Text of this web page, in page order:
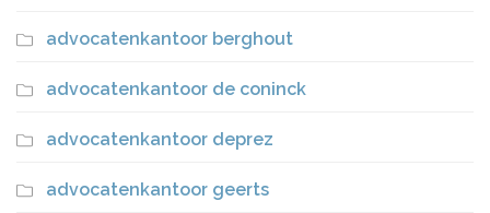
advocatenkantoor berghout
advocatenkantoor de coninck
advocatenkantoor deprez
advocatenkantoor geerts